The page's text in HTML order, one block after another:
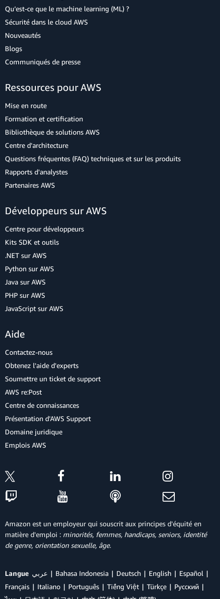
Qu’est-ce que le machine learning (ML) ?
Sécurité dans le cloud AWS
Nouveautés
Blogs
Communiqués de presse
Ressources pour AWS
Mise en route
Formation et certification
Bibliothèque de solutions AWS
Centre d'architecture
Questions fréquentes (FAQ) techniques et sur les produits
Rapports d'analystes
Partenaires AWS
Développeurs sur AWS
Centre pour développeurs
Kits SDK et outils
.NET sur AWS
Python sur AWS
Java sur AWS
PHP sur AWS
JavaScript sur AWS
Aide
Contactez-nous
Obtenez l'aide d'experts
Soumettre un ticket de support
AWS re:Post
Centre de connaissances
Présentation d'AWS Support
Domaine juridique
Emplois AWS
Amazon est un employeur qui souscrit aux principes d'équité en
matière d'emploi : minorités, femmes, handicaps, seniors, identité
de genre, orientation sexuelle, âge.
Langue عربي Bahasa Indonesia Deutsch English
Español
Français
Italiano Português Tiếng Việt Türkçe
Ρусский